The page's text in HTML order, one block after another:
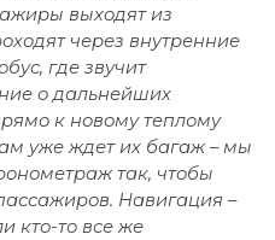
выходят из
через внутренние
где звучит
о дальнейших
к новому теплому
уже ждет их багаж – мы
так, чтобы
Навигация –
кто-то все же